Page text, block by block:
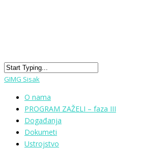
GIMG Sisak
O nama
PROGRAM ZAŽELI – faza III
Događanja
Dokumeti
Ustrojstvo